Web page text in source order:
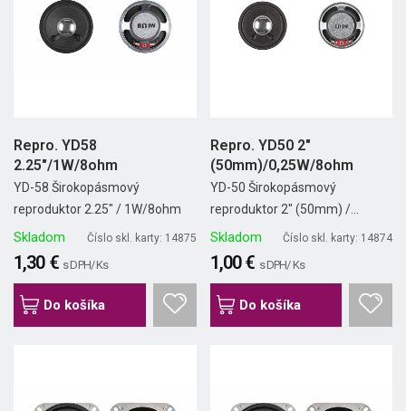
Repro. YD58
2.25"/1W/8ohm
YD-58 Širokopásmový
reproduktor 2.25" / 1W/8ohm
Skladom Číslo skl. karty: 14875
1,30 € s DPH/ Ks
Do košíka
Repro. YD50 2"
(50mm)/0,25W/8ohm
YD-50 Širokopásmový
reproduktor 2" (50mm) /...
Skladom Číslo skl. karty: 14874
1,00 € s DPH/ Ks
Do košíka